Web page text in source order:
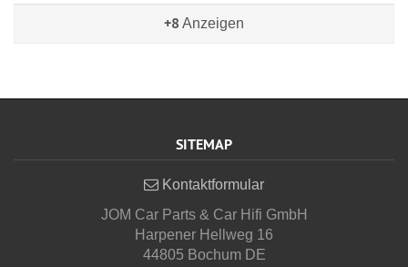
+8 Anzeigen
SITEMAP
Kontaktformular
JOM Car Parts & Car Hifi GmbH
Harpener Hellweg 16
44805 Bochum DE